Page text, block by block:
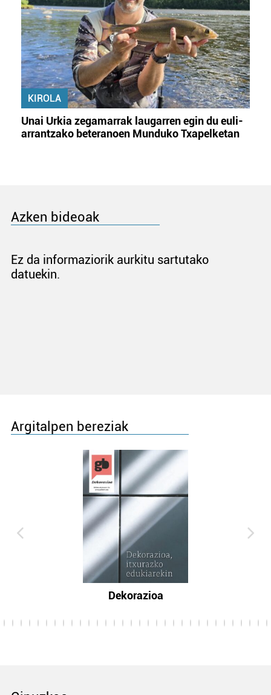
KIROLA
Unai Urkia zegamarrak laugarren egin du euli-
arrantzako beteranoen Munduko Txapelketan
Azken bideoak
Ez da informaziorik aurkitu sartutako
datuekin.
Argitalpen bereziak
Dekorazioa